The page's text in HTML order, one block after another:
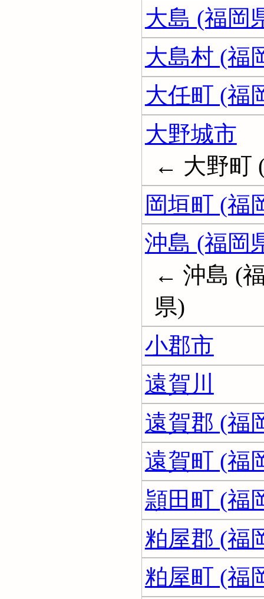
大島 (福岡
大島村 (福
大任町 (福
大野城市
← 大野町
岡垣町 (福
沖島 (福岡
← 沖島 (
県)
小郡市
遠賀川
遠賀郡 (福
遠賀町 (福
頴田町 (福
粕屋郡 (福
粕屋町 (福